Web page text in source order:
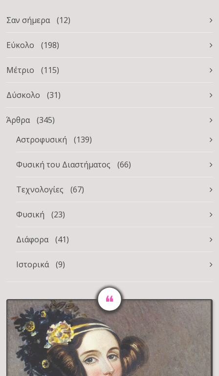
Σαν σήμερα (12)
Εύκολο (198)
Μέτριο (115)
Δύσκολο (31)
Άρθρα
(345)
Αστροφυσική
(139)
Φυσική του Διαστήματος (66)
Τεχνολογίες (67)
Φυσική (23)
Διάφορα (41)
Ιστορικά (9)